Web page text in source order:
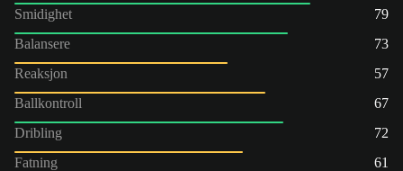
Smidighet
79
Balansere
73
Reaksjon
57
Ballkontroll
67
Dribling
72
Fatning
61